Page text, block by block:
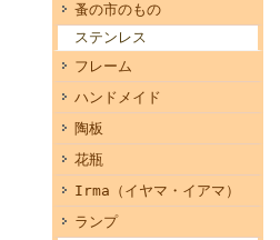
蚤の市のもの
ステンレス
フレーム
ハンドメイド
陶板
花瓶
Irma（イヤマ・イアマ）
ランプ